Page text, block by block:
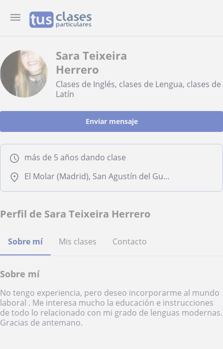
Sara Teixeira
Herrero
Clases de Inglés, clases de Lengua, clases de
Latín
Enviar mensaje
más de 5 años dando clase
El Molar (Madrid), San Agustín del Guadalix
Perfil de Sara Teixeira Herrero
Sobre mí Mis clases Contacto
Sobre mí
No tengo experiencia, pero deseo incorporarme al mundo
laboral . Me interesa mucho la educación e instrucciones
de todo lo relacionado con mi grado de lenguas modernas.
Gracias de antemano.